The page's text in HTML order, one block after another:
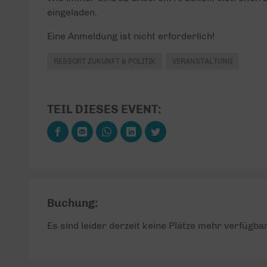
eingeladen.
Eine Anmeldung ist nicht erforderlich!
RESSORT ZUKUNFT & POLITIK VERANSTALTUNG
TEIL DIESES EVENT:
Buchung:
Es sind leider derzeit keine Plätze mehr